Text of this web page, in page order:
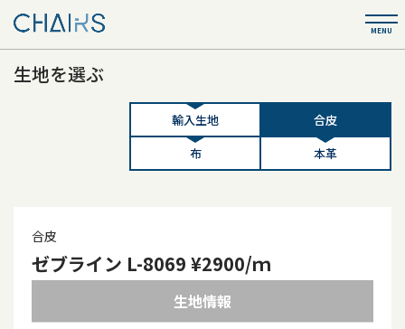
生地を選ぶ
輸入生地
合皮
布
本革
合皮
ゼブライン L-8069 ¥2900/ｍ
生地情報